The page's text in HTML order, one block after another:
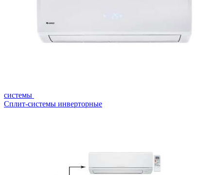
системы
Сплит-системы инверторные